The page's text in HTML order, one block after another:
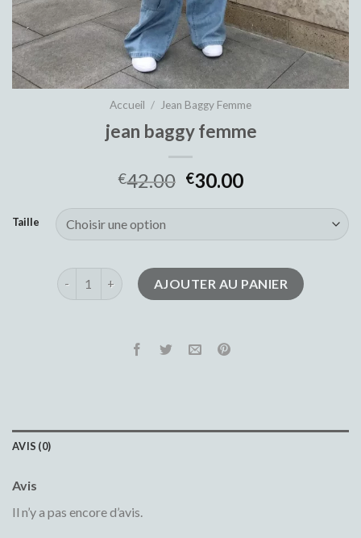
Accueil / Jean Baggy Femme
jean baggy femme
€42.00 €30.00
Taille
quantité de jean baggy femmeAJOUTER AU PANIER
AVIS (0)
Avis
Il n’y a pas encore d’avis.